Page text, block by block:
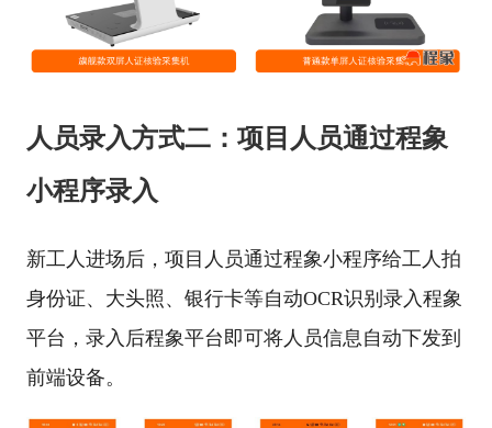
人员录入方式二：项目人员通过程象
小程序录入
新工人进场后，项目人员通过程象小程序给工人拍
身份证、大头照、银行卡等自动OCR识别录入程象
平台，录入后程象平台即可将人员信息自动下发到
前端设备。